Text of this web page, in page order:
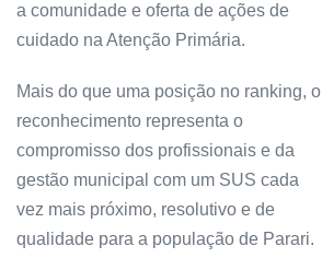
a comunidade e oferta de ações de
cuidado na Atenção Primária.
Mais do que uma posição no ranking, o
reconhecimento representa o
compromisso dos profissionais e da
gestão municipal com um SUS cada
vez mais próximo, resolutivo e de
qualidade para a população de Parari.